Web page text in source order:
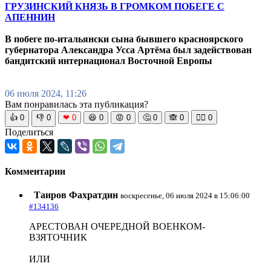
ГРУЗИНСКИЙ КНЯЗЬ В ГРОМКОМ ПОБЕГЕ С
АПЕННИН
В побеге по-итальянски сына бывшего красноярского
губернатора Александра Усса Артёма был задействован
бандитский интернационал Восточной Европы
06 июля 2024, 11:26
Вам понравилась эта публикация?
👍 0 👎 0 ❤ 0 😆 0 😡 0 🤔 0 🙈 0 🧘‍♀️ 0
Поделиться
Комментарии
Таиров Фахратдин воскресенье, 06 июля 2024 в 15:06:00
#134136
АРЕСТОВАН ОЧЕРЕДНОЙ ВОЕНКОМ-
ВЗЯТОЧНИК
ИЛИ